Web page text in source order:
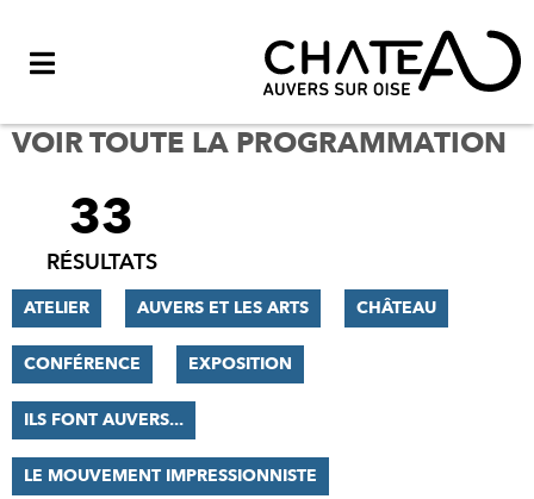
VOIR TOUTE LA PROGRAMMATION
FILTRER
RÉSULTATS
33
RÉSULTATS
ATELIER AUVERS ET LES ARTS CHÂTEAU
CONFÉRENCE EXPOSITION
ILS FONT AUVERS...
LE MOUVEMENT IMPRESSIONNISTE